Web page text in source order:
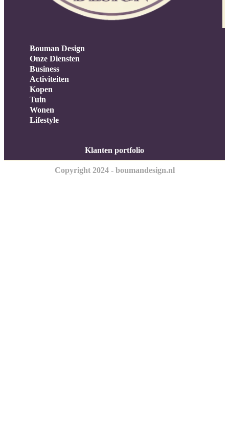
Bouman Design
Onze Diensten
Business
Activiteiten
Kopen
Tuin
Wonen
Lifestyle
Klanten portfolio
Copyright 2024 - boumandesign.nl